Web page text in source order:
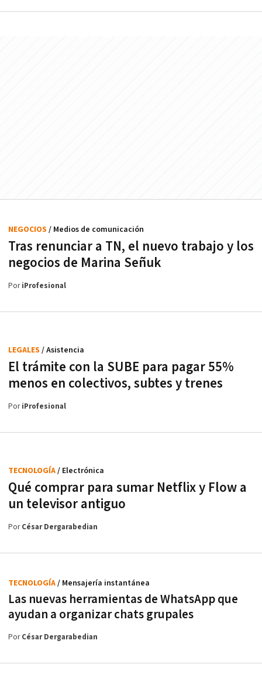
Tras renunciar a TN, el nuevo trabajo y los
negocios de Marina Señuk
NEGOCIOS / Medios de comunicación
PoriProfesional
El trámite con la SUBE para pagar 55%
menos en colectivos, subtes y trenes
LEGALES / Asistencia
PoriProfesional
Qué comprar para sumar Netflix y Flow a
un televisor antiguo
TECNOLOGÍA/ Electrónica
PorCésar Dergarabedian
Las nuevas herramientas de WhatsApp que
ayudan a organizar chats grupales
TECNOLOGÍA/ Mensajería instantánea
PorCésar Dergarabedian